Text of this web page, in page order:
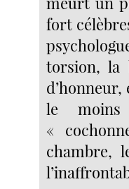
fort
torsion, la
le
«
chambre,